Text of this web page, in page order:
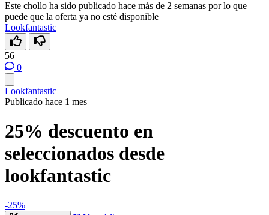
Este chollo ha sido publicado hace más de 2 semanas por lo que
puede que la oferta ya no esté disponible
Lookfantastic
56
0
Lookfantastic
Publicado hace 1 mes
25% descuento en
seleccionados desde
lookfantastic
-25%